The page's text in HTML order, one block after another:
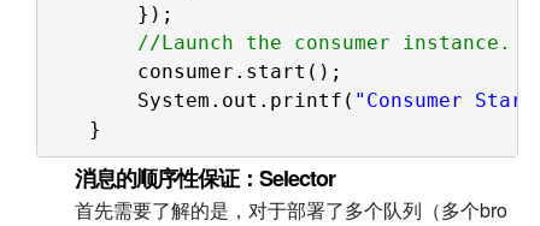
});
//Launch the consumer instance.
consumer.start();
System.out.printf( "Consumer
}
消息的顺序性保证：Selector
首先需要了解的是，对于部署了多个队列（多个bro